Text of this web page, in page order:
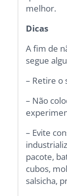
melhor.
Dicas
A fim de
segue
– Retire o
– Não
– Evite
pacote,
cubos,
salsicha,